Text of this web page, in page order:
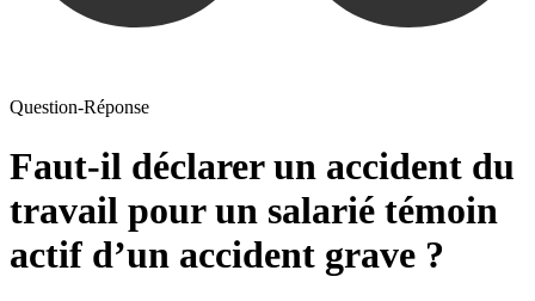
Question-Réponse
Faut-il déclarer un accident du
travail pour un salarié témoin
actif d’un accident grave ?